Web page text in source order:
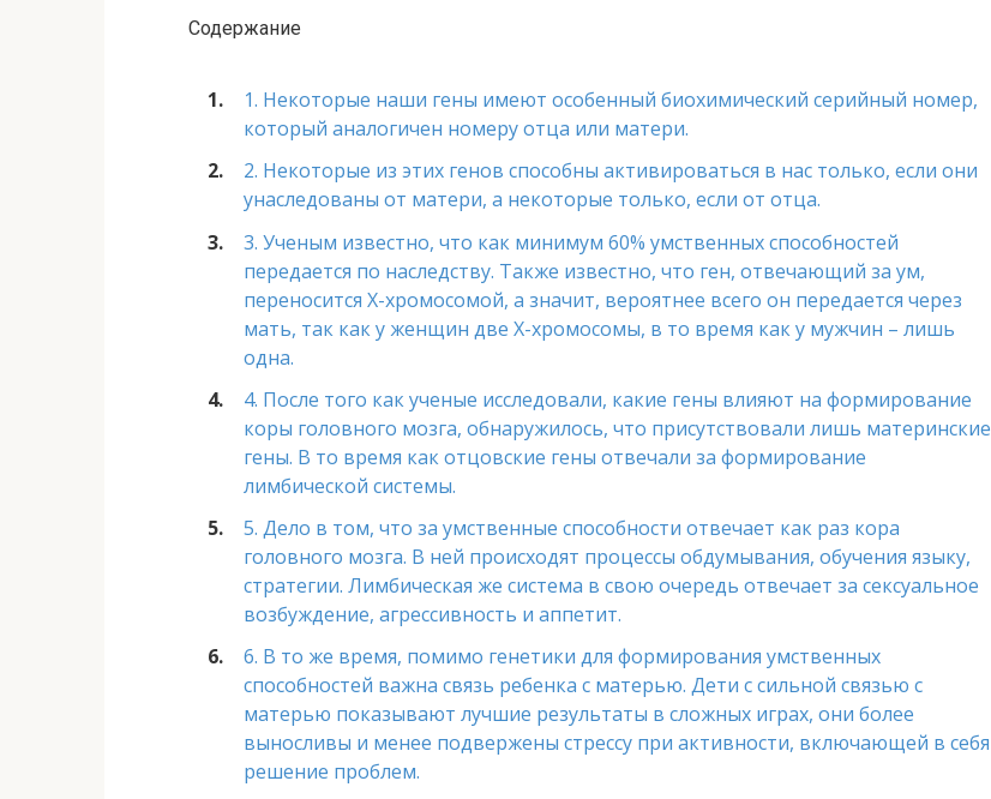
Содержание
1. Некоторые наши гены имеют особенный биохимический серийный номер,
который аналогичен номеру отца или матери.
2. Некоторые из этих генов способны активироваться в нас только, если они
унаследованы от матери, а некоторые только, если от отца.
3. Ученым известно, что как минимум 60% умственных способностей
передается по наследству. Также известно, что ген, отвечающий за ум,
переносится X-хромосомой, а значит, вероятнее всего он передается через
мать, так как у женщин две X-хромосомы, в то время как у мужчин – лишь
одна.
4. После того как ученые исследовали, какие гены влияют на формирование
коры головного мозга, обнаружилось, что присутствовали лишь материнские
гены. В то время как отцовские гены отвечали за формирование
лимбической системы.
5. Дело в том, что за умственные способности отвечает как раз кора
головного мозга. В ней происходят процессы обдумывания, обучения языку,
стратегии. Лимбическая же система в свою очередь отвечает за сексуальное
возбуждение, агрессивность и аппетит.
6. В то же время, помимо генетики для формирования умственных
способностей важна связь ребенка с матерью. Дети с сильной связью с
матерью показывают лучшие результаты в сложных играх, они более
выносливы и менее подвержены стрессу при активности, включающей в себя
решение проблем.